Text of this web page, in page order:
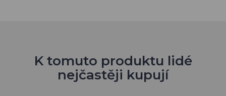
K tomuto produktu lidé
nejčastěji kupují